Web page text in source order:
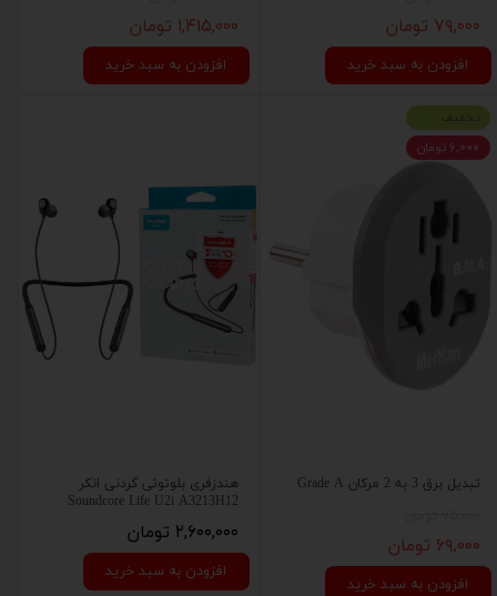
۷۹,۰۰۰ تومان
افزودن به سبد خرید
۱,۴۱۵,۰۰۰ تومان
افزودن به سبد خرید
تبدیل برق 3 به 2 مرکان Grade A
۶۹,۰۰۰ تومان
افزودن به سبد خرید
۶,۰۰۰ تومان
هندزفری بلوتوثی گردنی انکر
Soundcore Life U2i A3213H12
۲,۶۰۰,۰۰۰ تومان
افزودن به سبد خرید